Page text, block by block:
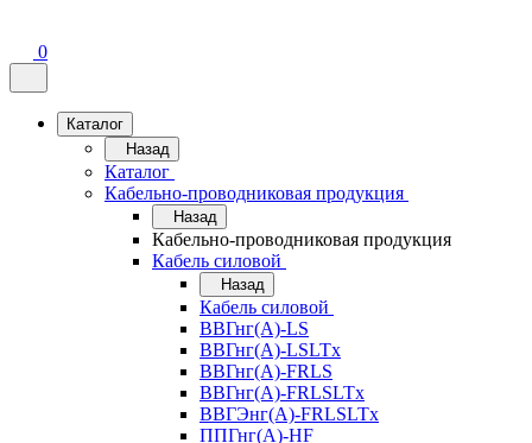
0
Каталог
Назад
Каталог
Кабельно-проводниковая продукция
Назад
Кабельно-проводниковая продукция
Кабель силовой
Назад
Кабель силовой
ВВГнг(А)-LS
ВВГнг(А)-LSLTx
ВВГнг(А)-FRLS
ВВГнг(А)-FRLSLTx
ВВГЭнг(А)-FRLSLTx
ППГнг(А)-HF